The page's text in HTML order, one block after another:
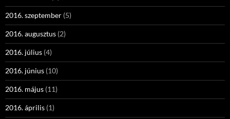
2016. szeptember (5)
2016. augusztus (2)
2016. július (4)
2016. június (10)
2016. május (11)
2016. április (1)